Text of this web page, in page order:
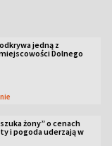
jedną z
Dolnego
żony” o cenach
i pogoda uderzają w